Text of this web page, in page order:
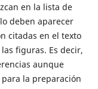
en la lista de
deben aparecer
citadas en el texto
figuras. Es decir,
aunque
la preparación